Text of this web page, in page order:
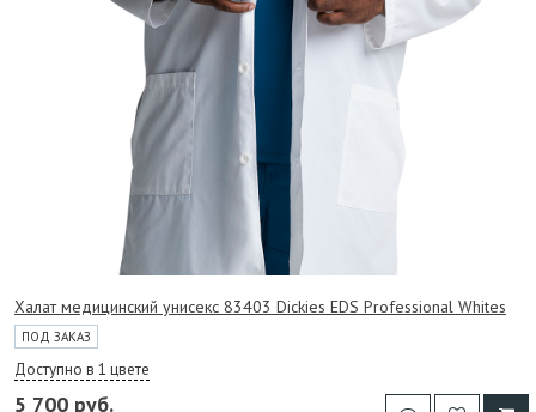
Халат медицинский унисекс 83403 Dickies EDS Professional Whites
ПОД ЗАКАЗ
Доступно в 1 цвете
5 700 руб.